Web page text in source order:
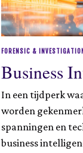
FORENSIC &
Business
In een tijdperk
worden
spanningen en
business